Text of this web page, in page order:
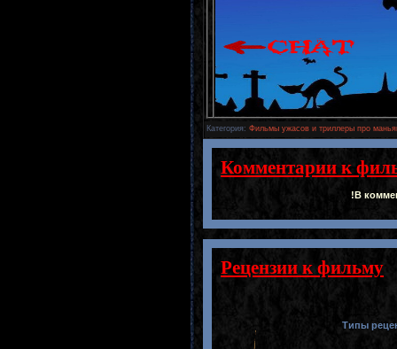
Категория: Фильмы ужасов и триллеры про
Комментарии к
!В
Рецензии к фильму
Типы